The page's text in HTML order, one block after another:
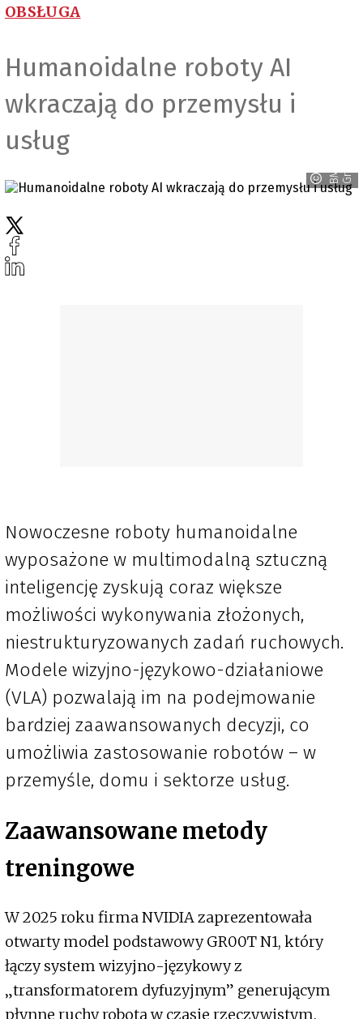
OBSŁUGA
Humanoidalne roboty AI
wkraczają do przemysłu i
usług
B
M
W
G
r
o
up
Nowoczesne roboty humanoidalne
wyposażone w multimodalną sztuczną
inteligencję zyskują coraz większe
możliwości wykonywania złożonych,
niestrukturyzowanych zadań ruchowych.
Modele wizyjno-językowo-działaniowe
(VLA) pozwalają im na podejmowanie
bardziej zaawansowanych decyzji, co
umożliwia zastosowanie robotów – w
przemyśle, domu i sektorze usług.
Zaawansowane metody
treningowe
W 2025 roku firma NVIDIA zaprezentowała
otwarty model podstawowy GR00T N1, który
łączy system wizyjno-językowy z
„transformatorem dyfuzyjnym” generującym
płynne ruchy robota w czasie rzeczywistym.